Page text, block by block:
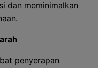
dan meminimalkan
penyerapan